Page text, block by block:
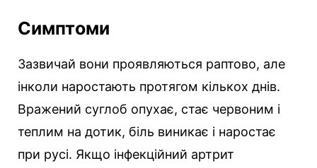
Симптоми
Зазвичай вони проявляються раптово, але
інколи наростають протягом кількох днів.
Вражений суглоб опухає, стає червоним і
теплим на дотик, біль виникає і наростає
при русі. Якщо інфекційний артрит